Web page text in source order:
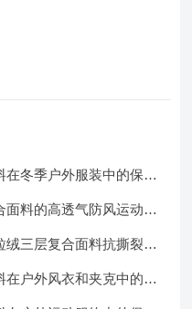
冬季户外服装中的保暖
料的高透气防风运动服
三层复合面料抗撕裂与
户外风衣和夹克中的应